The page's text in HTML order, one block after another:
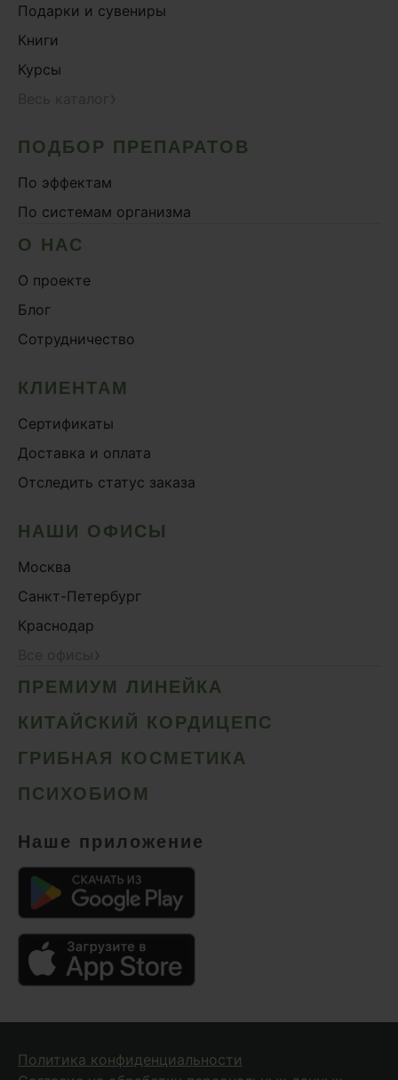
Подарки и сувениры
Книги
Курсы
ПОДБОР ПРЕПАРАТОВ
По эффектам
По системам организма
О НАС
О проекте
Блог
Сотрудничество
КЛИЕНТАМ
Сертификаты
Доставка и оплата
Отследить статус заказа
НАШИ ОФИСЫ
Москва
Санкт-Петербург
Краснодар
ПРЕМИУМ ЛИНЕЙКА
КИТАЙСКИЙ КОРДИЦЕПС
ГРИБНАЯ КОСМЕТИКА
ПСИХОБИОМ
Наше приложение
Политика конфиденциальности